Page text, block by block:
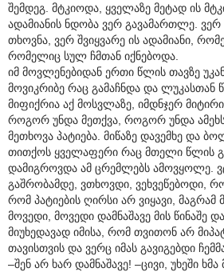
შემდეგ. მტკიოდა, ყველაზე მეტად ის
ადამიანის ნდობა ვერ გავამართლე. ვერ
თხოვნა, ვერ შვიყვარე ის ადამიანი,
რომელიც სულ ჩმთან იქნებოდა.
იმ მოვლენებიდან ერთი წლის თავზე
მოვიკრიბე რაც გამაჩნდა და ლუკასთან
მიფიქრია აქ მოსვლაზე, იმდნჯერ
როგორ უნდა მეთქვა, როგორ უნდა
მეთხოვა პატიება. მიწაზე დავემხე და
თითქოს ყველაფერი რაც მთელი წლის
დამიგროვდა ამ ცრემლებს ამოვყოლე.
გაშრობამდე, ვთხოვდი, ვეხვეწებოდი,
რომ პატიების ღირსი არ ვიყავი, მაგრამ
მოვედი, მოვედი დამნაშავე მის წინაშე
მიუხედავად იმისა, რომ თვითონ არ
თავისთვის და ვერც იმას გავიგებდი
–შენ არ ხარ დამნაშავე! –ცივი, უხეში ხმა